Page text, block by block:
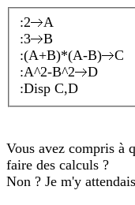
:2
A
:3
B
:(A+B)*(A-B)
C
:A^2-B^2
D
:Disp C,D
Vous avez compris à
faire des calculs ?
Non ? Je m'y